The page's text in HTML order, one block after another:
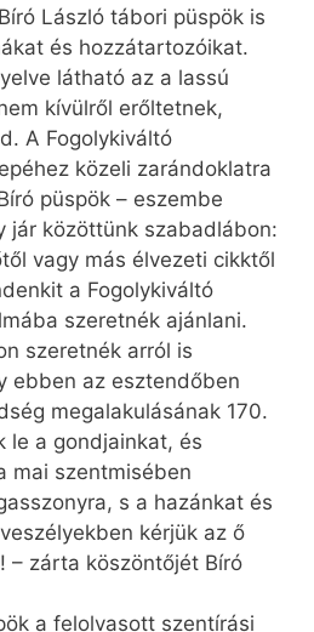
László tábori püspök is
és hozzátartozóikat.
látható az a lassú
kívülről erőltetnek,
A Fogolykiváltó
közeli zarándoklatra
püspök – eszembe
jár közöttünk szabadlábon:
vagy más élvezeti cikktől
a Fogolykiváltó
szeretnék ajánlani.
szeretnék arról is
ebben az esztendőben
megalakulásának 170.
le a gondjainkat, és
mai szentmisében
s a hazánkat és
kérjük az ő
– zárta köszöntőjét Bíró
a felolvasott szentírási